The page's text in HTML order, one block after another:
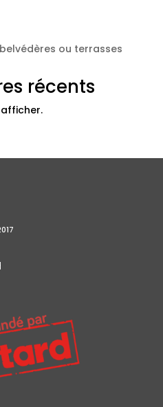
ou terrasses
récents